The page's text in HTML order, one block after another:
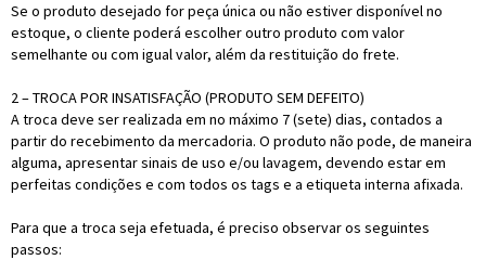
Se o produto desejado for peça única ou não estiver disponível no
estoque, o cliente poderá escolher outro produto com valor
semelhante ou com igual valor, além da restituição do frete.
2 – TROCA POR INSATISFAÇÃO (PRODUTO SEM DEFEITO)
A troca deve ser realizada em no máximo 7 (sete) dias, contados a
partir do recebimento da mercadoria. O produto não pode, de maneira
alguma, apresentar sinais de uso e/ou lavagem, devendo estar em
perfeitas condições e com todos os tags e a etiqueta interna afixada.
Para que a troca seja efetuada, é preciso observar os seguintes
passos: